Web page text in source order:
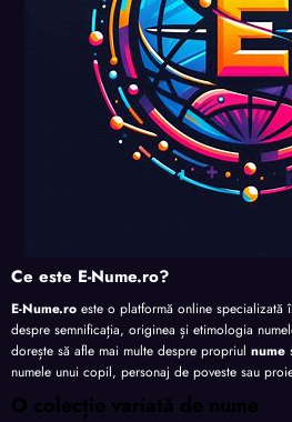
Ce este E-Nume.ro?
E-Nume.ro este o platformă online specializată
despre semnificația, originea și etimologia
dorește să afle mai multe despre propriul nume
numele unui copil, personaj de poveste sau
O colecție variată de nume